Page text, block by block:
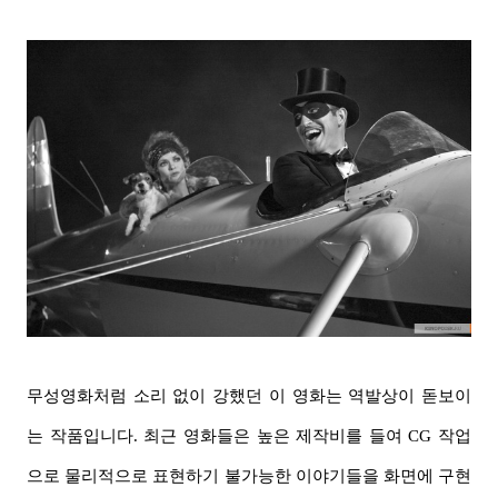
무성영화처럼 소리 없이 강했던 이 영화는 역발상이 돋보이
는 작품입니다. 최근 영화들은 높은 제작비를 들여 CG 작업
으로 물리적으로 표현하기 불가능한 이야기들을 화면에 구현